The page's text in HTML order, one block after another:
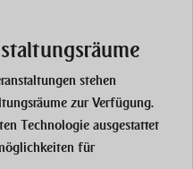
stehen
zur Verfügung.
Technologie ausgestattet
für